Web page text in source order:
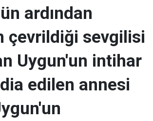
ardından
çevrildiği sevgilisi
Uygun'un intihar
edilen annesi